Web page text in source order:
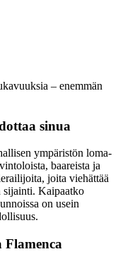
– enemmän
sinua
ympäristön loma-
baareista ja
joita viehättää
sijainti. Kaipaatko
on usein
Flamenca